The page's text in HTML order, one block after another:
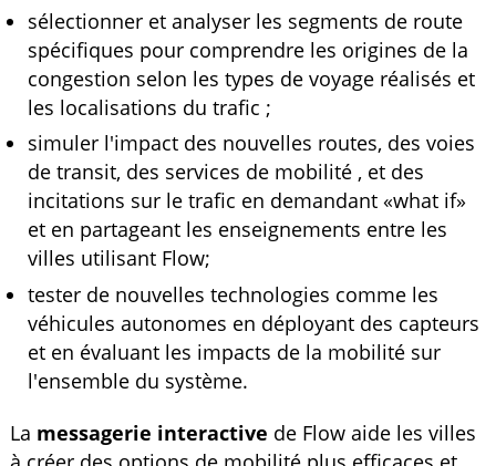
sélectionner et analyser les segments de route
spécifiques pour comprendre les origines de la
congestion selon les types de voyage réalisés et
les localisations du trafic ;
simuler l'impact des nouvelles routes, des voies
de transit, des services de mobilité , et des
incitations sur le trafic en demandant «what if»
et en partageant les enseignements entre les
villes utilisant Flow;
tester de nouvelles technologies comme les
véhicules autonomes en déployant des capteurs
et en évaluant les impacts de la mobilité sur
l'ensemble du système.
La messagerie interactive de Flow aide les villes